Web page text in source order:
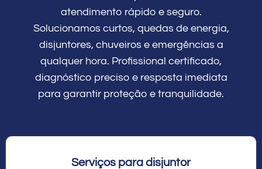
atendimento rápido e seguro.
Solucionamos curtos, quedas de energia,
disjuntores, chuveiros e emergências a
qualquer hora. Profissional certificado,
diagnóstico preciso e resposta imediata
para garantir proteção e tranquilidade.
Serviços para disjuntor